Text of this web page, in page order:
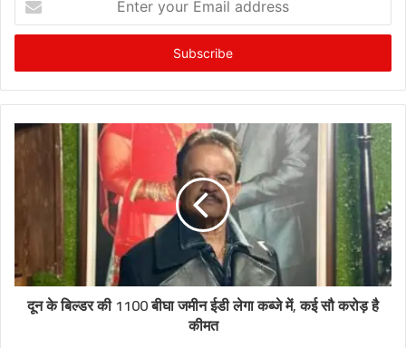
your
Email
दून के बिल्डर की 1100 बीघा जमीन ईडी लेगा कब्जे में, कई सौ करोड़ है
कीमत